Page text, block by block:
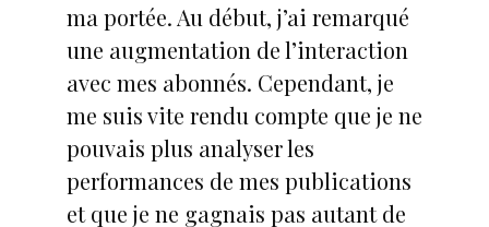
ma portée. Au début, j’ai remarqué
une augmentation de l’interaction
avec mes abonnés. Cependant, je
me suis vite rendu compte que je ne
pouvais plus analyser les
performances de mes publications
et que je ne gagnais pas autant de